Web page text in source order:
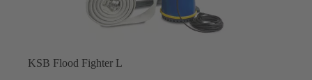
KSB Flood Fighter L